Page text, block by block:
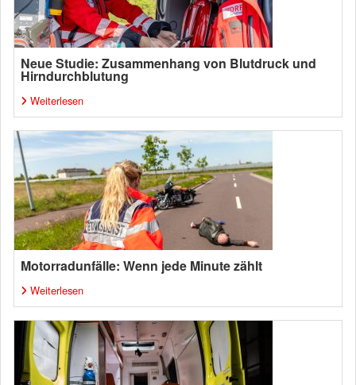
Neue Studie: Zusammenhang von Blutdruck und
Hirndurchblutung
Weiterlesen
Motorradunfälle: Wenn jede Minute zählt
Weiterlesen